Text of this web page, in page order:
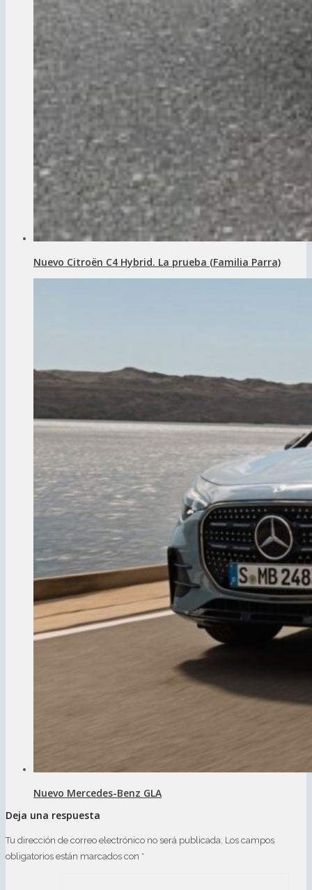
Nuevo Citroën C4 Hybrid. La prueba (Familia Parra)
Nuevo Mercedes-Benz GLA
Deja una respuesta
Tu dirección de correo electrónico no será publicada. Los campos
obligatorios están marcados con *